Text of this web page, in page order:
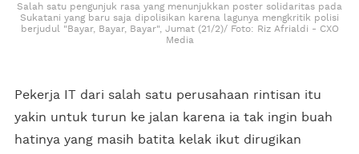
Salah satu pengunjuk rasa yang menunjukkan poster solidaritas pada
Sukatani yang baru saja dipolisikan karena lagunya mengkritik polisi
berjudul "Bayar, Bayar, Bayar", Jumat (21/2)/ Foto: Riz Afrialdi - CXO
Media
Pekerja IT dari salah satu perusahaan rintisan itu
yakin untuk turun ke jalan karena ia tak ingin buah
hatinya yang masih batita kelak ikut dirugikan